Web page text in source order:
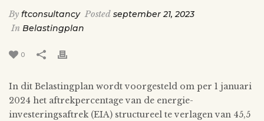
By ftconsultancy Posted september 21, 2023
In Belastingplan
0
In dit Belastingplan wordt voorgesteld om per 1 januari
2024 het aftrekpercentage van de energie-
investeringsaftrek (EIA) structureel te verlagen van 45,5